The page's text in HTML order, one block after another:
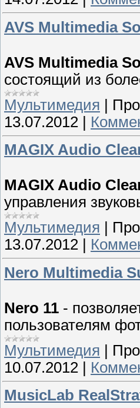
AVS Multimedia
AVS Multimedia
состоящий из
Мультимедия |
13.07.2012 |
MAGIX Audio
MAGIX Audio
управления
Мультимедия
13.07.2012
Nero Multimedia
Nero 11 -
пользователям
Мультимедия
10.07.2012
MusicLab